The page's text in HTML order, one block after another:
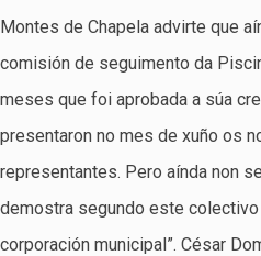
Montes de Chapela advirte que
comisión de seguimento da
meses que foi aprobada a súa
presentaron no mes de xuño os
representantes. Pero aínda non
demostra segundo este
corporación municipal”. César